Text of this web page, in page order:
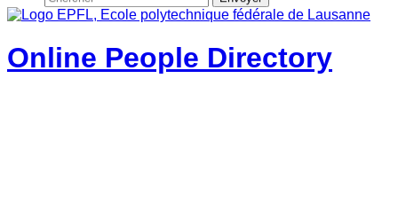
Online People Directory